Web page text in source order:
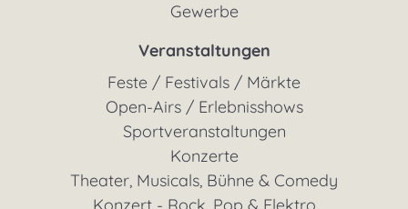
Gewerbe
Veranstaltungen
Feste / Festivals / Märkte
Open-Airs / Erlebnisshows
Sportveranstaltungen
Konzerte
Theater, Musicals, Bühne & Comedy